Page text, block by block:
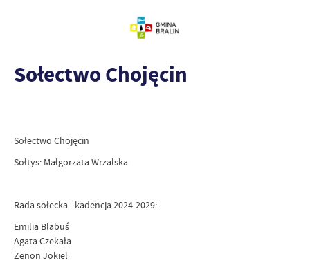
Sołectwo Chojęcin
Sołectwo Chojęcin
Sołtys: Małgorzata Wrzalska
Rada sołecka - kadencja 2024-2029:
Emilia Blabuś
Agata Czekała
Zenon Jokiel